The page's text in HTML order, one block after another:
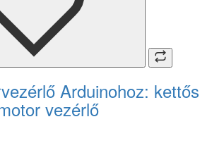
Arduinohoz: kettős
vezérlő